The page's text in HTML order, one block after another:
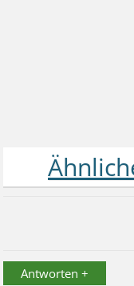
Antworten +